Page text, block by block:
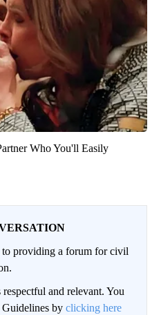
Who You'll Easily
providing a forum for civil
and relevant. You
by clicking here